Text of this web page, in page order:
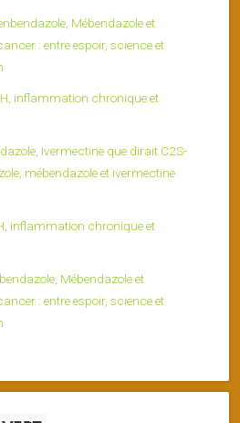
Mébendazole et
: entre espoir, science et
inflammation chronique et
Ivermectine que dirait C2S-
mébendazole et ivermectine
inflammation chronique et
Mébendazole et
: entre espoir, science et